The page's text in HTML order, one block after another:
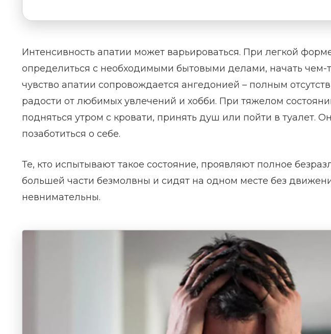
Интенсивность апатии может варьироваться. При легкой
определиться с необходимыми бытовыми делами, начать чем-
чувство апатии сопровождается ангедонией – полным
радости от любимых увлечений и хобби. При тяжелом
подняться утром с кровати, принять душ или пойти в туалет.
позаботиться о себе.
Те, кто испытывают такое состояние, проявляют полное
большей части безмолвны и сидят на одном месте без
невнимательны.